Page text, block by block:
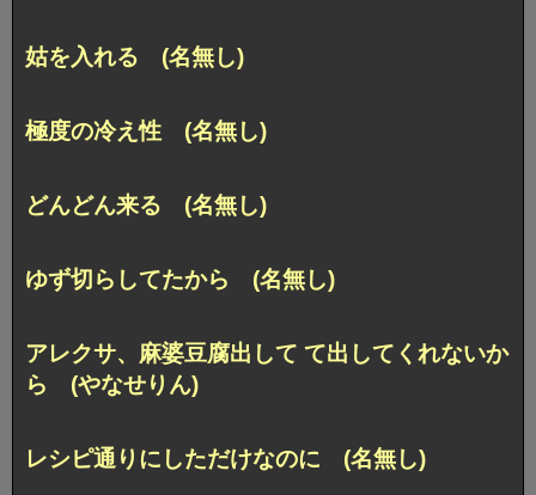
姑を入れる (名無し)
極度の冷え性 (名無し)
どんどん来る (名無し)
ゆず切らしてたから (名無し)
アレクサ、麻婆豆腐出して て出してくれないか
ら (やなせりん)
レシピ通りにしただけなのに (名無し)